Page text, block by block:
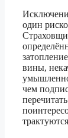
один
вины,
чем